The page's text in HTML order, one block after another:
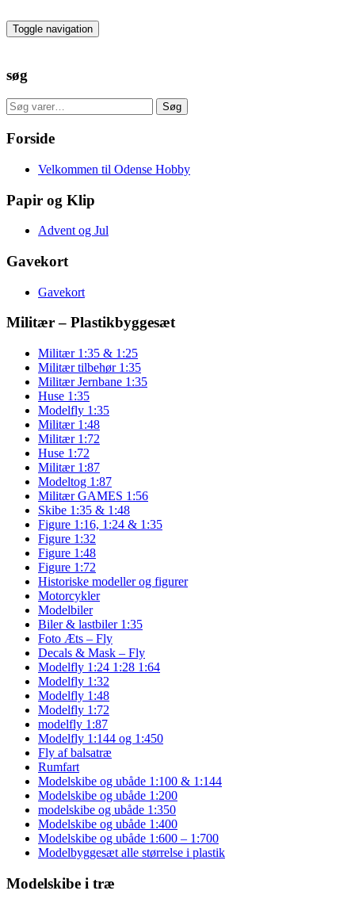
to
the
Toggle navigation
søg
Søg
efter:
Søg
Forside
Velkommen til Odense Hobby
Papir og Klip
Advent og Jul
Gavekort
Gavekort
Militær – Plastikbyggesæt
Militær 1:35 & 1:25
Militær tilbehør 1:35
Militær Jernbane 1:35
Huse 1:35
Modelfly 1:35
Militær 1:48
Militær 1:72
Huse 1:72
Militær 1:87
Modeltog 1:87
Militær GAMES 1:56
Skibe 1:35 & 1:48
Figure 1:16, 1:24 & 1:35
Figure 1:32
Figure 1:48
Figure 1:72
Historiske modeller og figurer
Motorcykler
Modelbiler
Biler & lastbiler 1:35
Foto Æts – Fly
Decals & Mask – Fly
Modelfly 1:24 1:28 1:64
Modelfly 1:32
Modelfly 1:48
Modelfly 1:72
modelfly 1:87
Modelfly 1:144 og 1:450
Fly af balsatræ
Rumfart
Modelskibe og ubåde 1:100 & 1:144
Modelskibe og ubåde 1:200
modelskibe og ubåde 1:350
Modelskibe og ubåde 1:400
Modelskibe og ubåde 1:600 – 1:700
Modelbyggesæt alle størrelse i plastik
Modelskibe i træ